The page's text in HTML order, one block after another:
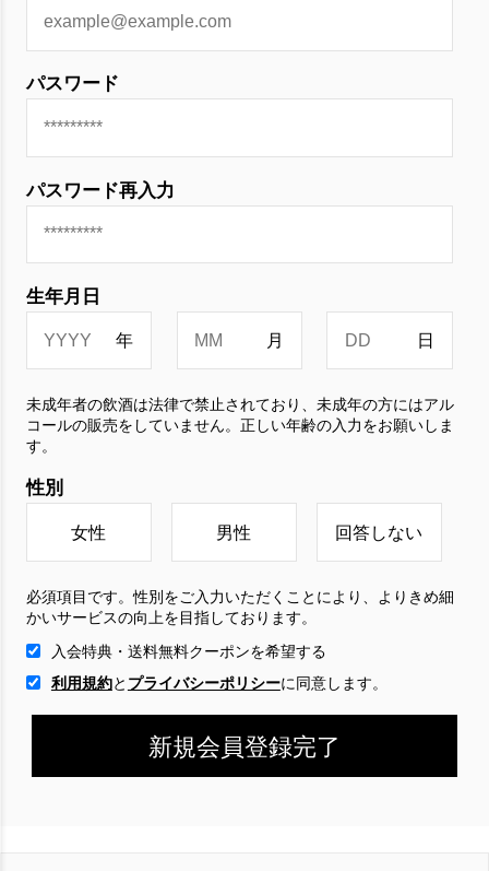
パスワード
パスワード再入力
生年月日
未成年者の飲酒は法律で禁止されており、未成年の方にはアル
コールの販売をしていません。正しい年齢の入力をお願いしま
す。
性別
女性 男性 回答しない
必須項目です。性別をご入力いただくことにより、よりきめ細
かいサービスの向上を目指しております。
入会特典・送料無料クーポンを希望する
利用規約と プライバシーポリシーに 同意します。